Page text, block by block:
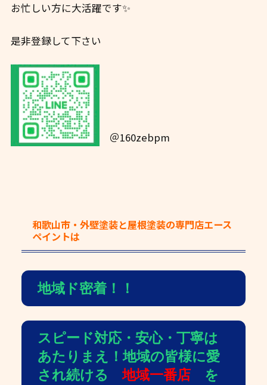
お忙しい方に大活躍です✨
是非登録して下さい
＠160zebpm
和歌山市・外壁塗装と屋根塗装の専門店エース
ペイントは
地域ド密着！！
スピード対応・安心・丁寧は
あたりまえ！地域の皆様に愛
され続ける地域一番店を